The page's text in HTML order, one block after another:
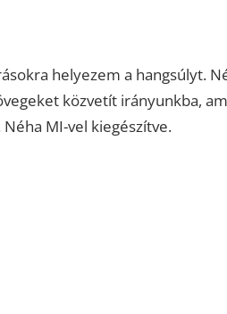
helyezem a hangsúlyt.
közvetít irányunkba,
MI-vel kiegészítve.